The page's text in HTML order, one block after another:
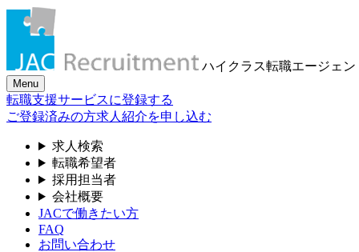
ハイクラス転職エージェン
Menu
転職支援サービスに登録する
ご登録済みの方求人紹介を申し込む
求人検索
転職希望者
採用担当者
会社概要
JACで働きたい方
FAQ
お問い合わせ